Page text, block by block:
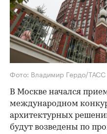
Фото: Владимир Гердо/ТАСС
В Москве начался
международном
архитектурных
будут возведены по